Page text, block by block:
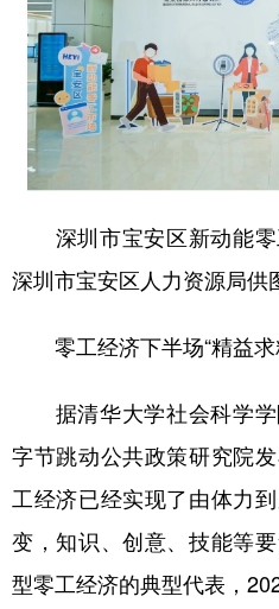
深圳市宝安区新动能零
深圳市宝安区人力资源局供
零工经济下半场“精益求
据清华大学社会科学学
字节跳动公共政策研究院
工经济已经实现了由体力
变，知识、创意、技能等
型零工经济的典型代表，